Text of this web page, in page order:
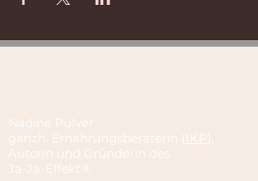
Nadine Pulver
ganzh. Ernährungsberaterin ( IKP),
Autorin und Gründerin des
Ja-Ja-Effekt®